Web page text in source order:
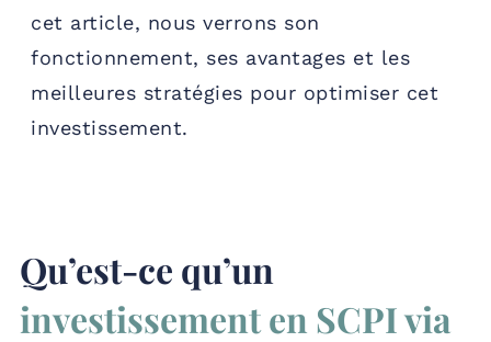
cet article, nous verrons son
fonctionnement, ses avantages et les
meilleures stratégies pour optimiser cet
investissement.
Qu’est-ce qu’un
investissement en SCPI via